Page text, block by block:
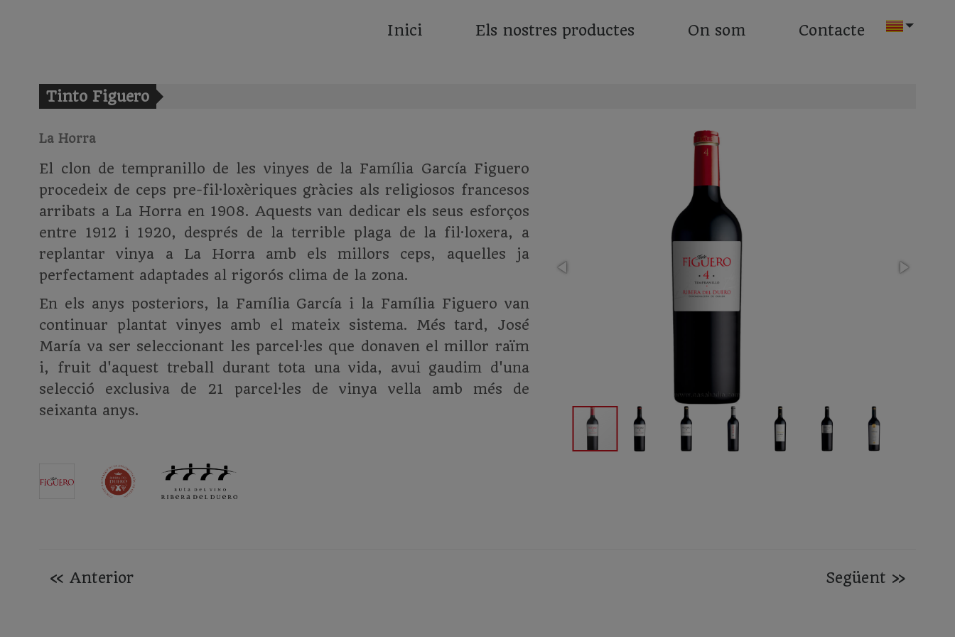
Inici Els nostres productes On som Contacte
Tinto Figuero
La Horra
El clon de tempranillo de les vinyes de la Família García Figuero
procedeix de ceps pre-fil·loxèriques gràcies als religiosos francesos
arribats a La Horra en 1908. Aquests van dedicar els seus esforços
entre 1912 i 1920, després de la terrible plaga de la fil·loxera, a
replantar vinya a La Horra amb els millors ceps, aquelles ja
perfectament adaptades al rigorós clima de la zona.
En els anys posteriors, la Família García i la Família Figuero van
continuar plantat vinyes amb el mateix sistema. Més tard, José
María va ser seleccionant les parcel·les que donaven el millor raïm
i, fruit d'aquest treball durant tota una vida, avui gaudim d'una
selecció exclusiva de 21 parcel·les de vinya vella amb més de
seixanta anys.
«Anterior Següent »